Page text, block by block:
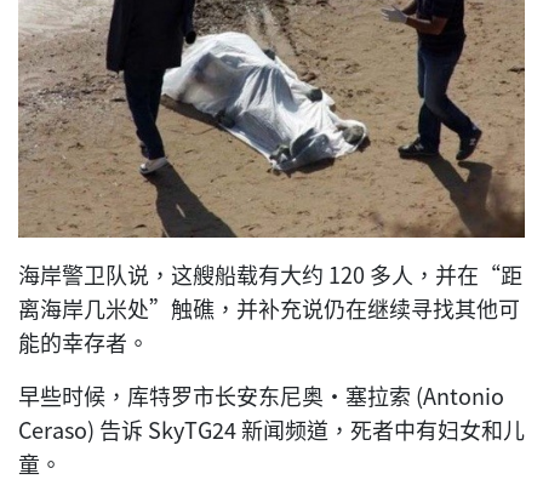
海岸警卫队说，这艘船载有大约 120 多人，并在“距
离海岸几米处”触礁，并补充说仍在继续寻找其他可
能的幸存者。
早些时候，库特罗市长安东尼奥·塞拉索 (Antonio
Ceraso) 告诉 SkyTG24 新闻频道，死者中有妇女和儿
童。